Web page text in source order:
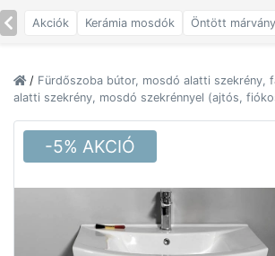
Akciók Kerámia mosdók Öntött
/ Fürdőszoba bútor, mosdó alatti szekrény,
alatti szekrény, mosdó szekrénnyel (ajtós,
-5% AKCIÓ